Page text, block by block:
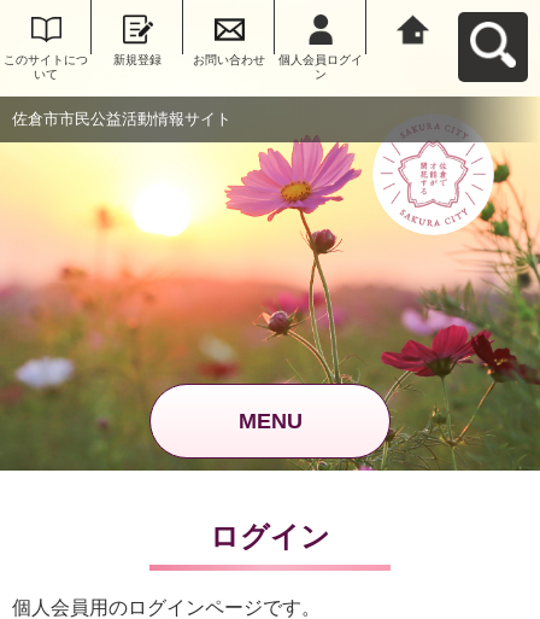
このサイトにつ
いて
新規登録 お問い合わせ
個人会員ログイ
ン
佐倉市市民公益活動情報サイト
MENU
ログイン
個人会員用のログインページです。